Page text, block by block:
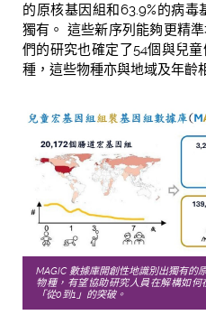
的原核基因組和63.9%的病
獨有。 這些新序列能夠更精
們的研究也確定了54個與兒
種，這些物種亦與地域及年齡
MAGIC 數據庫開創性地識別出獨有的
物種，有望協助研究人員在解構如
「從0到1」的突破。